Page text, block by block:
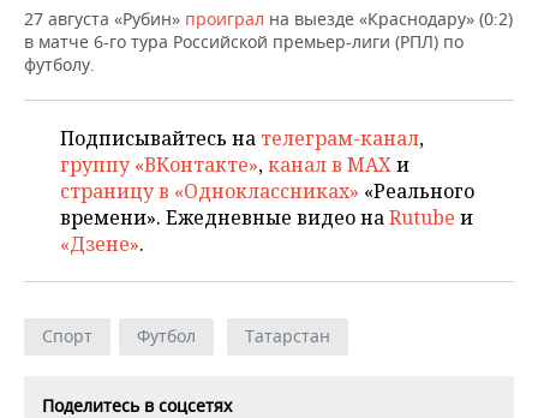
ВУЗЫ ТАТАРСТАНА
КОМУ ПРИНАДЛЕЖАТ
ТАТАРСТАНА
БАНКИ
БЮДЖЕТ
АГРОПРОМ
НЕФТЕХИМИЯ
НЕФТЬ
ОПК
НОВОСТИ НЕДВИЖИМОСТИ
АВТО
НОВОСТИ АВТО
БИЗНЕС
РОЗНИЧНАЯ ТОРГОВЛЯ
ТРАНСПОРТ
УСЛУГИ
ТЕХНОЛОГИИ
НОВОСТИ ТЕХНОЛОГИЙ
МЕДИА
ТЕЛЕКОММУНИКАЦИИ
МЕРОПРИЯТИЯ
НОВОСТИ МЕРОПРИЯТИЙ
ВЫЕЗДНАЯ РЕДАКЦИЯ
БИЗНЕС-БРАНЧИ
ONLINE-КОНФЕРЕНЦИИ
СПОРТ
НОВОСТИ СПОРТА
ФУТБОЛ
ХОККЕЙ
НОВОСТИ ОБЩЕСТВА
ВЛАСТЬ
ФОТОГАЛЕРЕЯ
СЮЖЕТЫ
27 августа «Рубин» проиграл на выезде «Краснодару» (0:2)
в матче 6-го тура Российской премьер-лиги (РПЛ) по
футболу.
Подписывайтесь на телеграм-канал,
группу «ВКонтакте»,канал в MAXи
страницу в «Одноклассниках» «Реального
времени». Ежедневные видео наRutube и
«Дзене».
Спорт Футбол Татарстан
Поделитесь в соцсетях